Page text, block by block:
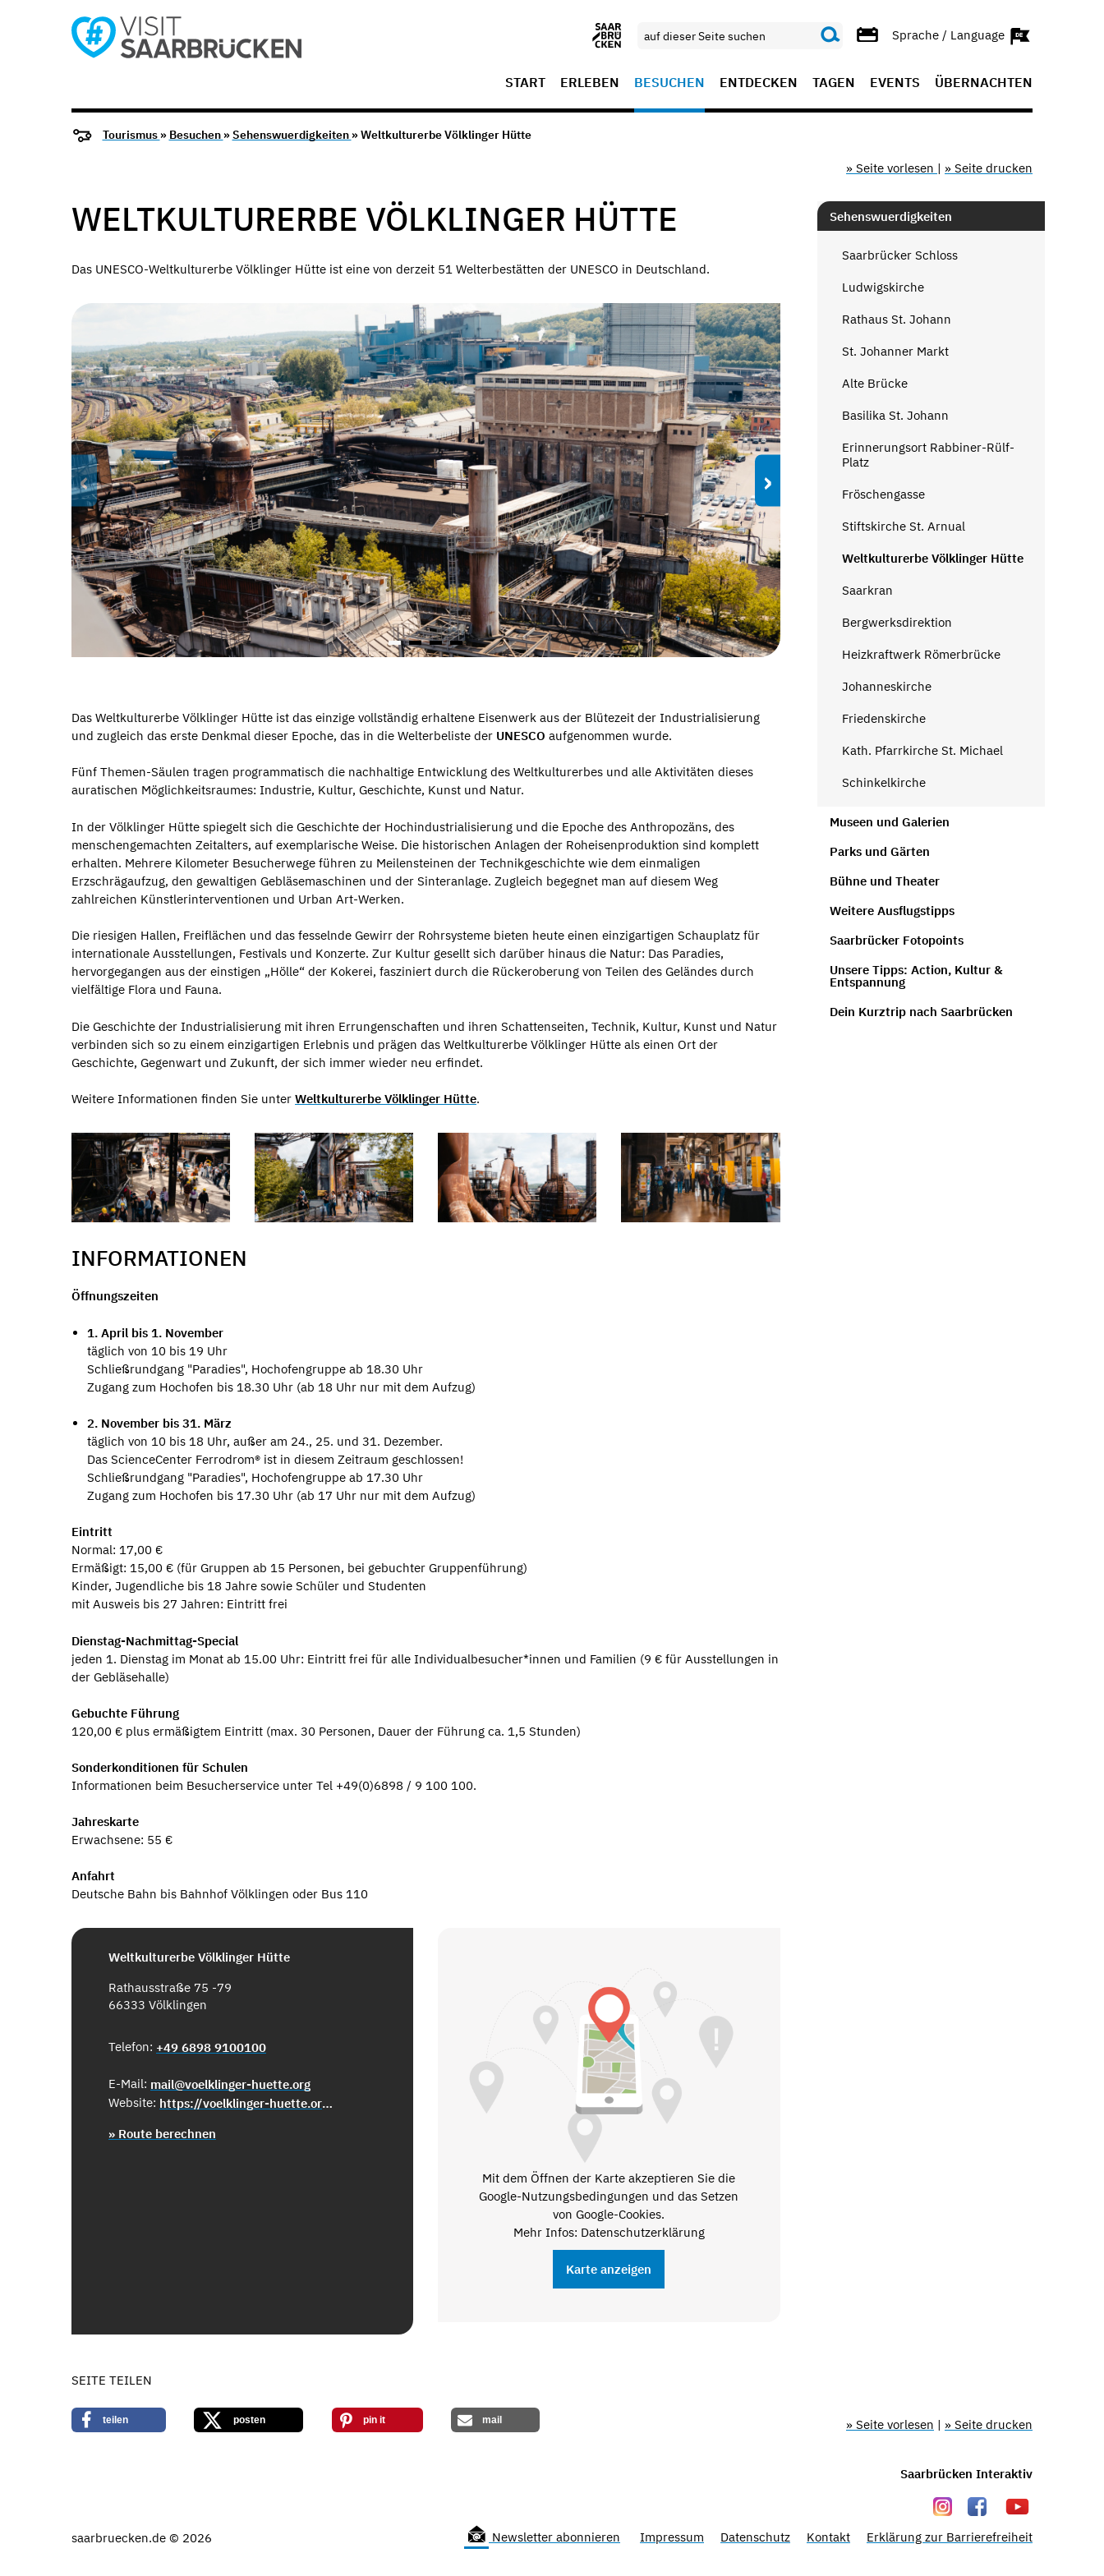
Sprache / Language
START ERLEBEN BESUCHEN ENTDECKEN TAGEN EVENTS ÜBERNACHTEN
Tourismus » Besuchen »Sehenswuerdigkeiten » Weltkulturerbe Völklinger Hütte
» Seite vorlesen | » Seite drucken
WELTKULTURERBE VÖLKLINGER HÜTTE
Das UNESCO-Weltkulturerbe Völklinger Hütte ist eine von derzeit 51 Welterbestätten der UNESCO in Deutschland.
‹ ›
Das Weltkulturerbe Völklinger Hütte ist das einzige vollständig erhaltene Eisenwerk aus der Blütezeit der Industrialisierung
und zugleich das erste Denkmal dieser Epoche, das in die Welterbeliste der UNESCO aufgenommen wurde.
Fünf Themen-Säulen tragen programmatisch die nachhaltige Entwicklung des Weltkulturerbes und alle Aktivitäten dieses
auratischen Möglichkeitsraumes: Industrie, Kultur, Geschichte, Kunst und Natur.
In der Völklinger Hütte spiegelt sich die Geschichte der Hochindustrialisierung und die Epoche des Anthropozäns, des
menschengemachten Zeitalters, auf exemplarische Weise. Die historischen Anlagen der Roheisenproduktion sind komplett
erhalten. Mehrere Kilometer Besucherwege führen zu Meilensteinen der Technikgeschichte wie dem einmaligen
Erzschrägaufzug, den gewaltigen Gebläsemaschinen und der Sinteranlage. Zugleich begegnet man auf diesem Weg
zahlreichen Künstlerinterventionen und Urban Art-Werken.
Die riesigen Hallen, Freiflächen und das fesselnde Gewirr der Rohrsysteme bieten heute einen einzigartigen Schauplatz für
internationale Ausstellungen, Festivals und Konzerte. Zur Kultur gesellt sich darüber hinaus die Natur: Das Paradies,
hervorgegangen aus der einstigen „Hölle“ der Kokerei, fasziniert durch die Rückeroberung von Teilen des Geländes durch
vielfältige Flora und Fauna.
Die Geschichte der Industrialisierung mit ihren Errungenschaften und ihren Schattenseiten, Technik, Kultur, Kunst und Natur
verbinden sich so zu einem einzigartigen Erlebnis und prägen das Weltkulturerbe Völklinger Hütte als einen Ort der
Geschichte, Gegenwart und Zukunft, der sich immer wieder neu erfindet.
Weitere Informationen finden Sie unter Weltkulturerbe Völklinger Hütte.
INFORMATIONEN
Öffnungszeiten
1. April bis 1. November
täglich von 10 bis 19 Uhr
Schließrundgang "Paradies", Hochofengruppe ab 18.30 Uhr
Zugang zum Hochofen bis 18.30 Uhr (ab 18 Uhr nur mit dem Aufzug)
2. November bis 31. März
täglich von 10 bis 18 Uhr, außer am 24., 25. und 31. Dezember.
Das ScienceCenter Ferrodrom® ist in diesem Zeitraum geschlossen!
Schließrundgang "Paradies", Hochofengruppe ab 17.30 Uhr
Zugang zum Hochofen bis 17.30 Uhr (ab 17 Uhr nur mit dem Aufzug)
Eintritt
Normal: 17,00 €
Ermäßigt: 15,00 € (für Gruppen ab 15 Personen, bei gebuchter Gruppenführung)
Kinder, Jugendliche bis 18 Jahre sowie Schüler und Studenten
mit Ausweis bis 27 Jahren: Eintritt frei
Dienstag-Nachmittag-Special
jeden 1. Dienstag im Monat ab 15.00 Uhr: Eintritt frei für alle Individualbesucher*innen und Familien (9 € für Ausstellungen in
der Gebläsehalle)
Gebuchte Führung
120,00 € plus ermäßigtem Eintritt (max. 30 Personen, Dauer der Führung ca. 1,5 Stunden)
Sonderkonditionen für Schulen
Informationen beim Besucherservice unter Tel +49(0)6898 / 9 100 100.
Jahreskarte
Erwachsene: 55 €
Anfahrt
Deutsche Bahn bis Bahnhof Völklingen oder Bus 110
Weltkulturerbe Völklinger Hütte
Rathausstraße 75 -79
66333 Völklingen
Telefon: +49 6898 9100100
E-Mail: mail@voelklinger-huette.org
Website:
https://voelklinger-huette.org/
» Route berechnen
Mit dem Öffnen der Karte akzeptieren Sie die
Google-Nutzungsbedingungen und das Setzen
von Google-Cookies.
Mehr Infos: Datenschutzerklärung
Karte anzeigen
Sehenswuerdigkeiten
Saarbrücker Schloss
Ludwigskirche
Rathaus St. Johann
St. Johanner Markt
Alte Brücke
Basilika St. Johann
Erinnerungsort Rabbiner-Rülf-
Platz
Fröschengasse
Stiftskirche St. Arnual
Weltkulturerbe Völklinger Hütte
Saarkran
Bergwerksdirektion
Heizkraftwerk Römerbrücke
Johanneskirche
Friedenskirche
Kath. Pfarrkirche St. Michael
Schinkelkirche
Museen und Galerien
Parks und Gärten
Bühne und Theater
Weitere Ausflugstipps
Saarbrücker Fotopoints
Unsere Tipps: Action, Kultur &
Entspannung
Dein Kurztrip nach Saarbrücken
SEITE TEILEN
teilen posten pin it mail » Seite vorlesen | » Seite drucken
saarbruecken.de © 2026
Saarbrücken Interaktiv
Newsletter abonnieren Impressum Datenschutz Kontakt Erklärung zur Barrierefreiheit